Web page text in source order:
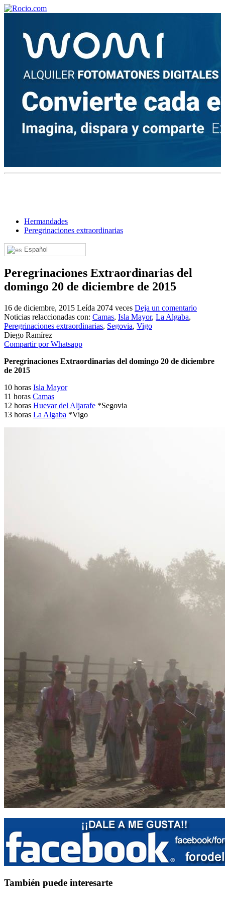
Hermandades
Peregrinaciones extraordinarias
Español
Peregrinaciones Extraordinarias del
domingo 20 de diciembre de 2015
16 de diciembre, 2015 Leída 2074 veces Deja un comentario
Noticias relaccionadas con: Camas, Isla Mayor, La Algaba,
Peregrinaciones extraordinarias, Segovia, Vigo
Diego Ramírez
Compartir por Whatsapp
Peregrinaciones Extraordinarias del domingo 20 de diciembre
de 2015
10 horas Isla Mayor
11 horas Camas
12 horas Huevar del Aljarafe *Segovia
13 horas La Algaba *Vigo
También puede interesarte
¡Bienvenido! Soy el asistente virtual de rocio.com.
¿En qué puedo ayudarte?
¿Cuándo se construyó la primera ermita?
El traslado cada siete años
¿Cuales son los actos principales que se celebran en el
Quiero hacer el camino,¿que tengo que hacer?
En el Rocío, ¿dónde me alojo?